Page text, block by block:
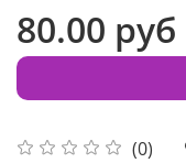
(0)
80.00 руб